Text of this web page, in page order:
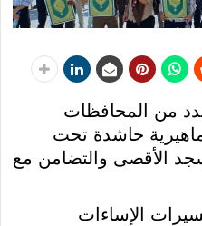
من المحافظات
حاشدة تحت
الأقصى والتضامن مع
الإساءات